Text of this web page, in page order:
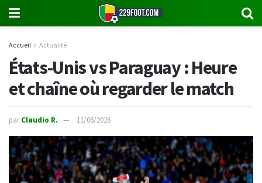
Accueil Actualité
États-Unis vs Paraguay : Heure
et chaîne où regarder le match
par Claudio R. 11/06/2026